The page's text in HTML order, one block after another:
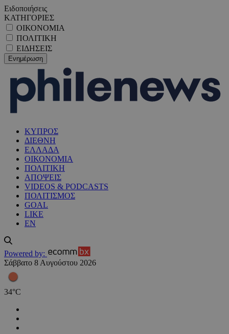
Ειδοποιήσεις
ΚΑΤΗΓΟΡΙΕΣ
ΟΙΚΟΝΟΜΙΑ
ΠΟΛΙΤΙΚΗ
ΕΙΔΗΣΕΙΣ
ΚΥΠΡΟΣ
ΔΙΕΘΝΗ
ΕΛΛΑΔΑ
ΟΙΚΟΝΟΜΙΑ
ΠΟΛΙΤΙΚΗ
ΑΠΟΨΕΙΣ
VIDEOS & PODCASTS
ΠΟΛΙΤΙΣΜΟΣ
GOAL
LIKE
EN
Powered by:
Σάββατο 8 Αυγούστου 2026
34°C